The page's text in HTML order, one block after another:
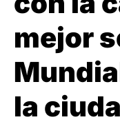
mejor
la